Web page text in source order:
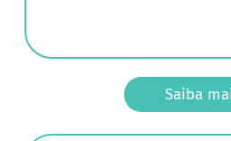
Saiba